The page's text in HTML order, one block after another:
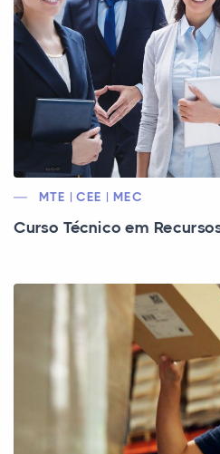
MTE | CEE | MEC
Curso Técnico em